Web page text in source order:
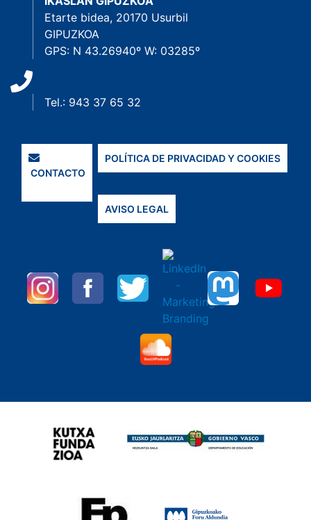
Etarte bidea, 20170 Usurbil
GIPUZKOA
GPS: N 43.26940º W: 03285º
Tel.: 943 37 65 32
CONTACTO
POLÍTICA DE PRIVACIDAD Y COOKIES
AVISO LEGAL